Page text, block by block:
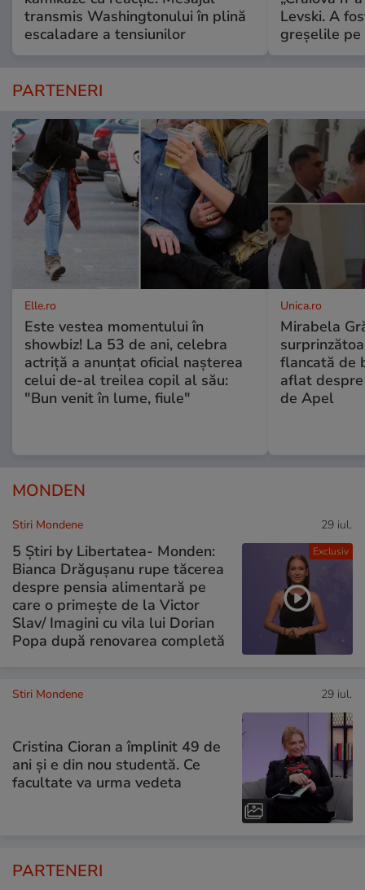
transmis Washingtonului în plină
escaladare a tensiunilor
Levski. A
greșelile pe
PARTENERI
Elle.ro
Este vestea momentului în
showbiz! La 53 de ani, celebra
actriță a anunțat oficial nașterea
celui de-al treilea copil al său:
"Bun venit în lume, fiule"
Unica.ro
Mirabela
flancată de
aflat
de Apel
MONDEN
Exclusiv
Stiri Mondene 29 iul.
5 Știri by Libertatea- Monden:
Bianca Drăgușanu rupe tăcerea
despre pensia alimentară pe
care o primește de la Victor
Slav/ Imagini cu vila lui Dorian
Popa după renovarea completă
Stiri Mondene 29 iul.
Cristina Cioran a împlinit 49 de
ani și e din nou studentă. Ce
facultate va urma vedeta
PARTENERI